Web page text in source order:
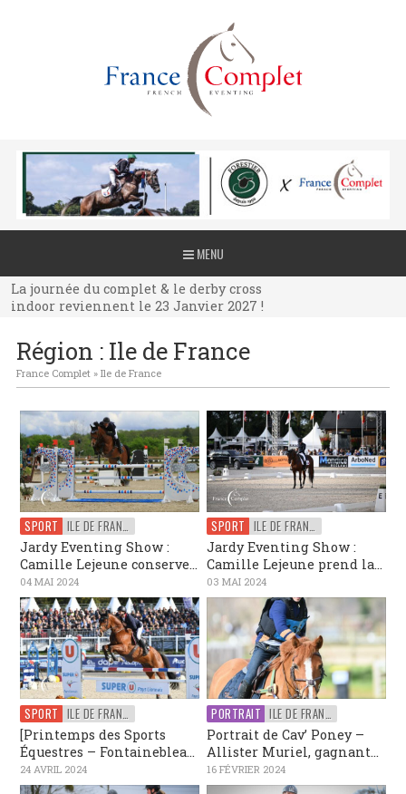
MENU
La journée du complet & le derby cross
indoor reviennent le 23 Janvier 2027 !
La journée du complet & le derby cross
indoor reviennent le 23 Janvier 2027 !
indoor reviennent le 23 Janvier 2027 !
Région : Ile de France
France Complet» Ile de France
SPORT
ILE DE FRANCE
Jardy Eventing Show :
Camille Lejeune conserve...
04 MAI 2024
SPORT
ILE DE FRANCE
Jardy Eventing Show :
Camille Lejeune prend la...
03 MAI 2024
SPORT
[Printemps des Sports
Équestres – Fontaineblea...
24 AVRIL 2024
PORTRAIT
Portrait de Cav’ Poney –
Allister Muriel, gagnant...
16 FÉVRIER 2024